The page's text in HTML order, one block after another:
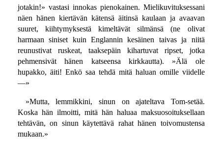
jotakin!» vastasi innokas pienokainen. Mielikuvituksessani
näen hänen kiertävän kätensä äitinsä kaulaan ja avaavan
suuret, kiihtymyksestä kimeltävät silmänsä (ne olivat
harmaan siniset kuin Englannin kesäinen taivas ja niitä
reunustivat ruskeat, taaksepäin kihartuvat ripset, jotka
pehmensivät hänen katseensa kirkkautta). »Älä ole
hupakko, äiti! Enkö saa tehdä mitä haluan omille viidelle
—»
»Mutta, lemmikkini, sinun on ajateltava Tom-setää.
Koska hän ilmoitti, mitä hän haluaa maksuosoituksellaan
tehtävän, on sinun käytettävä rahat hänen toivomustensa
mukaan.»